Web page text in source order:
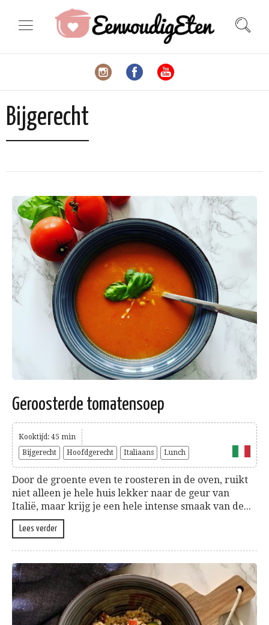
Bijgerecht
Geroosterde tomatensoep
Kooktijd: 45 min
Bijgerecht
Hoofdgerecht Italiaans Lunch
Door de groente even te roosteren in de oven, ruikt
niet alleen je hele huis lekker naar de geur van
Italië, maar krijg je een hele intense smaak van de...
Lees verder